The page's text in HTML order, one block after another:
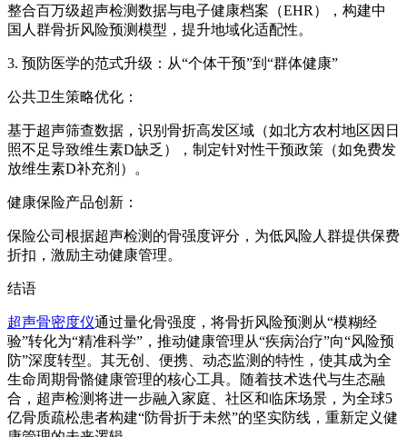
整合百万级超声检测数据与电子健康档案（EHR），构建中
国人群骨折风险预测模型，提升地域化适配性。
3. 预防医学的范式升级：从“个体干预”到“群体健康”
公共卫生策略优化：
基于超声筛查数据，识别骨折高发区域（如北方农村地区因日
照不足导致维生素D缺乏），制定针对性干预政策（如免费发
放维生素D补充剂）。
健康保险产品创新：
保险公司根据超声检测的骨强度评分，为低风险人群提供保费
折扣，激励主动健康管理。
结语
超声骨密度仪通过量化骨强度，将骨折风险预测从“模糊经
验”转化为“精准科学”，推动健康管理从“疾病治疗”向“风险预
防”深度转型。其无创、便携、动态监测的特性，使其成为全
生命周期骨骼健康管理的核心工具。随着技术迭代与生态融
合，超声检测将进一步融入家庭、社区和临床场景，为全球5
亿骨质疏松患者构建“防骨折于未然”的坚实防线，重新定义健